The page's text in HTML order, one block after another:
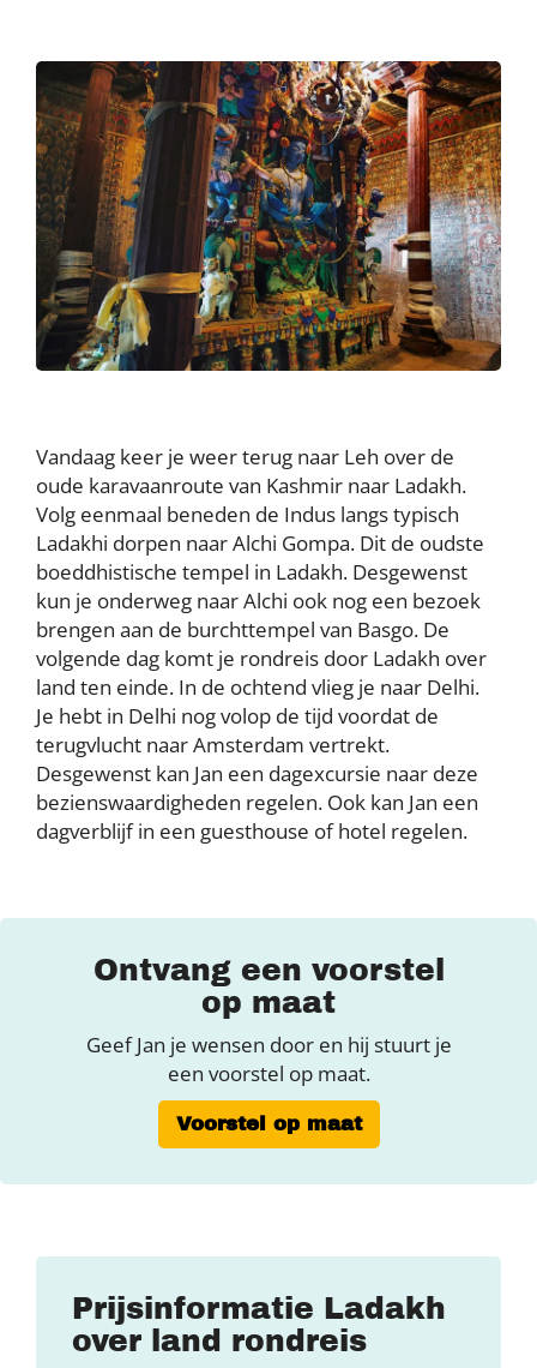
Vandaag keer je weer terug naar Leh over de
oude karavaanroute van Kashmir naar Ladakh.
Volg eenmaal beneden de Indus langs typisch
Ladakhi dorpen naar Alchi Gompa. Dit de oudste
boeddhistische tempel in Ladakh. Desgewenst
kun je onderweg naar Alchi ook nog een bezoek
brengen aan de burchttempel van Basgo. De
volgende dag komt je rondreis door Ladakh over
land ten einde. In de ochtend vlieg je naar Delhi.
Je hebt in Delhi nog volop de tijd voordat de
terugvlucht naar Amsterdam vertrekt.
Desgewenst kan Jan een dagexcursie naar deze
bezienswaardigheden regelen. Ook kan Jan een
dagverblijf in een guesthouse of hotel regelen.
Ontvang een voorstel
op maat
Geef Jan je wensen door en hij stuurt je
een voorstel op maat.
Voorstel op maat
Prijsinformatie Ladakh
over land rondreis